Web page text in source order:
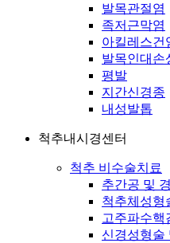
발목관절염
족저근막염
아킬레스건
발목인대손
평발
지간신경종
내성발톱
척추내시경센터
척추 비수술치료
추간공 및
척추체성형
고주파수핵
신경성형술